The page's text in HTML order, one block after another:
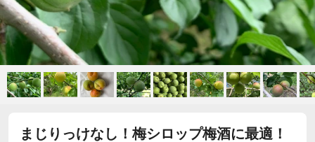
まじりっけなし！梅シロップ梅酒に最適！